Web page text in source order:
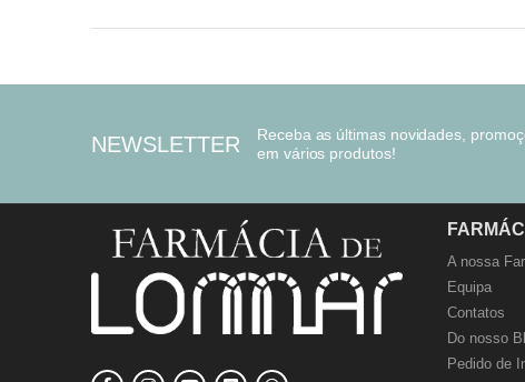
NEWSLETTER
Receba as últimas novidades,
em vários produtos!
A nossa
Equipa
Contatos
Do nosso
Pedido de